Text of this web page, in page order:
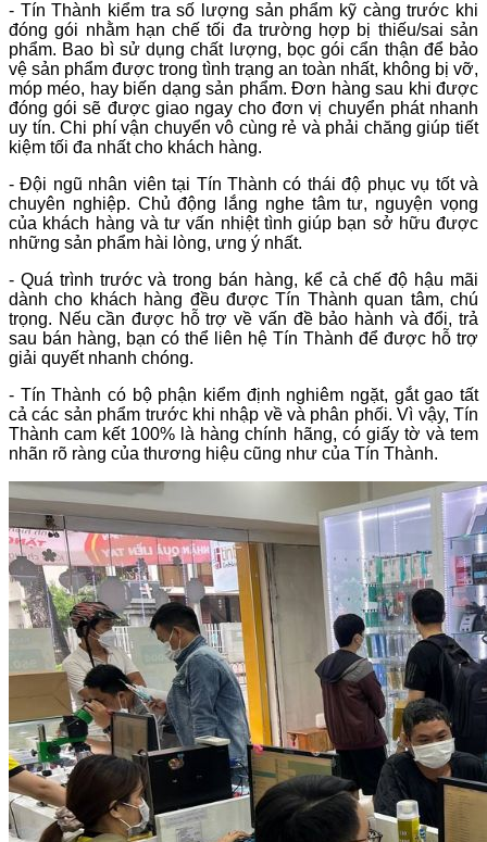
- Tín Thành kiểm tra số lượng sản phẩm kỹ càng trước khi
đóng gói nhằm hạn chế tối đa trường hợp bị thiếu/sai sản
phẩm. Bao bì sử dụng chất lượng, bọc gói cẩn thận để bảo
vệ sản phẩm được trong tình trạng an toàn nhất, không bị vỡ,
móp méo, hay biến dạng sản phẩm. Đơn hàng sau khi được
đóng gói sẽ được giao ngay cho đơn vị chuyển phát nhanh
uy tín. Chi phí vận chuyển vô cùng rẻ và phải chăng giúp tiết
kiệm tối đa nhất cho khách hàng.
- Đội ngũ nhân viên tại Tín Thành có thái độ phục vụ tốt và
chuyên nghiệp. Chủ động lắng nghe tâm tư, nguyện vọng
của khách hàng và tư vấn nhiệt tình giúp bạn sở hữu được
những sản phẩm hài lòng, ưng ý nhất.
- Quá trình trước và trong bán hàng, kể cả chế độ hậu mãi
dành cho khách hàng đều được Tín Thành quan tâm, chú
trọng. Nếu cần được hỗ trợ về vấn đề bảo hành và đổi, trả
sau bán hàng, bạn có thể liên hệ Tín Thành để được hỗ trợ
giải quyết nhanh chóng.
- Tín Thành có bộ phận kiểm định nghiêm ngặt, gắt gao tất
cả các sản phẩm trước khi nhập về và phân phối. Vì vậy, Tín
Thành cam kết 100% là hàng chính hãng, có giấy tờ và tem
nhãn rõ ràng của thương hiệu cũng như của Tín Thành.